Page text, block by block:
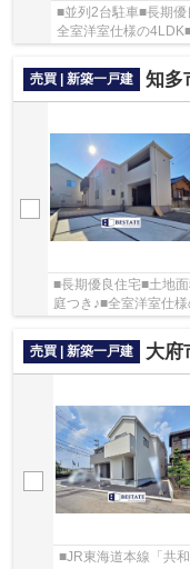
■並列2台駐車■長期
全室洋室仕様の
売買 | 新築一戸建 知多
■長期優良住宅■土地
庭つき♪■全室洋室仕
売買 | 新築一戸建 大府
■JR東海道本線「共